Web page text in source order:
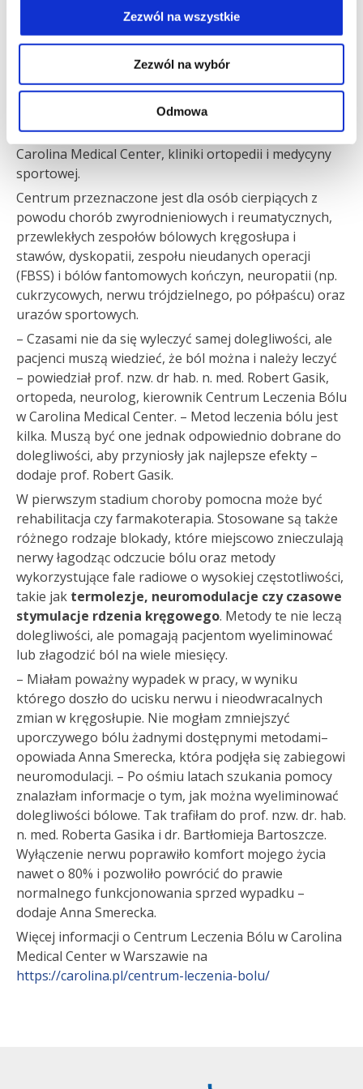
Zezwól na wszystkie
Zezwól na wybór
Odmowa
dolegliwościami bólowymi. Są to pacjenci, którzy
próbowali już wszystkiego, ale żadna metoda nie
przyniosła im ulgi. Nasza klinika kompleksowo
podchodzi do procesu leczenia narządu ruchu.
Centrum Leczenia Bólu dodatkowo poszerza naszą
ofertę o innowacyjne metody leczenia długotrwałego
bólu – powiedziała Izabella Murawska, Prezes
Carolina Medical Center, kliniki ortopedii i medycyny
sportowej.
Centrum przeznaczone jest dla osób cierpiących z
powodu chorób zwyrodnieniowych i reumatycznych,
przewlekłych zespołów bólowych kręgosłupa i
stawów, dyskopatii, zespołu nieudanych operacji
(FBSS) i bólów fantomowych kończyn, neuropatii (np.
cukrzycowych, nerwu trójdzielnego, po półpaścu) oraz
urazów sportowych.
– Czasami nie da się wyleczyć samej dolegliwości, ale
pacjenci muszą wiedzieć, że ból można i należy leczyć
– powiedział prof. nzw. dr hab. n. med. Robert Gasik,
ortopeda, neurolog, kierownik Centrum Leczenia Bólu
w Carolina Medical Center. – Metod leczenia bólu jest
kilka. Muszą być one jednak odpowiednio dobrane do
dolegliwości, aby przyniosły jak najlepsze efekty –
dodaje prof. Robert Gasik.
W pierwszym stadium choroby pomocna może być
rehabilitacja czy farmakoterapia. Stosowane są także
różnego rodzaje blokady, które miejscowo znieczulają
nerwy łagodząc odczucie bólu oraz metody
wykorzystujące fale radiowe o wysokiej częstotliwości,
takie jak termolezje, neuromodulacje czy czasowe
stymulacje rdzenia kręgowego. Metody te nie leczą
dolegliwości, ale pomagają pacjentom wyeliminować
lub złagodzić ból na wiele miesięcy.
– Miałam poważny wypadek w pracy, w wyniku
którego doszło do ucisku nerwu i nieodwracalnych
zmian w kręgosłupie. Nie mogłam zmniejszyć
uporczywego bólu żadnymi dostępnymi metodami–
opowiada Anna Smerecka, która podjęła się zabiegowi
neuromodulacji. – Po ośmiu latach szukania pomocy
znalazłam informacje o tym, jak można wyeliminować
dolegliwości bólowe. Tak trafiłam do prof. nzw. dr. hab.
n. med. Roberta Gasika i dr. Bartłomieja Bartoszcze.
Wyłączenie nerwu poprawiło komfort mojego życia
nawet o 80% i pozwoliło powrócić do prawie
normalnego funkcjonowania sprzed wypadku –
dodaje Anna Smerecka.
Więcej informacji o Centrum Leczenia Bólu w Carolina
Medical Center w Warszawie na
https://carolina.pl/centrum-leczenia-bolu/